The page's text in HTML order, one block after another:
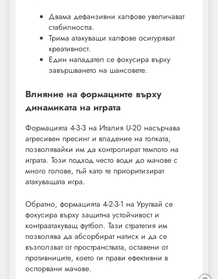
Двама дефанзивни халфове увеличават
стабилността.
Трима атакуващи халфове осигуряват
креативност.
Един нападател се фокусира върху
завършването на шансовете.
Влияние на формациите върху
динамиката на играта
Формацията 4-3-3 на Италия U-20 насърчава
агресивен пресинг и владение на топката,
позволявайки им да контролират темпото на
играта. Този подход често води до мачове с
много голове, тъй като те приоритизират
атакуващата игра.
Обратно, формацията 4-2-3-1 на Уругвай се
фокусира върху защитна устойчивост и
контраатакуващ футбол. Тази стратегия им
позволява да абсорбират натиск и да се
възползват от пространствата, оставени от
противниците, което ги прави ефективни в
оспорвани мачове.